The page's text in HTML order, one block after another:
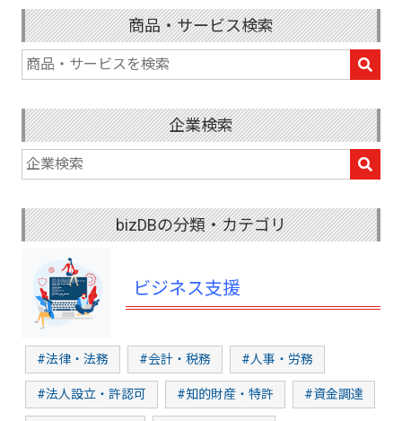
商品・サービス検索
企業検索
bizDBの分類・カテゴリ
ビジネス支援
#法律・法務 #会計・税務 #人事・労務
#法人設立・許認可 #知的財産・特許 #資金調達